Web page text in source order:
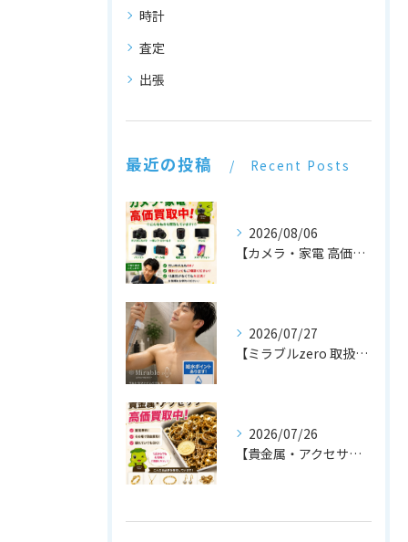
時計
査定
出張
最近の投稿 Recent Posts
2026/08/06
【カメラ・家電 高価買取中！📷📺】
2026/07/27
【ミラブルzero 取扱店です！🚿✨】
2026/07/26
【貴金属・アクセサリー 高価買取中！💍✨】